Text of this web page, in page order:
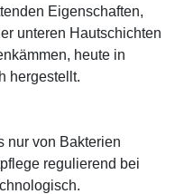
Eigenschaften,
unteren Hautschichten
heute in
hergestellt.
nur von Bakterien
regulierend bei